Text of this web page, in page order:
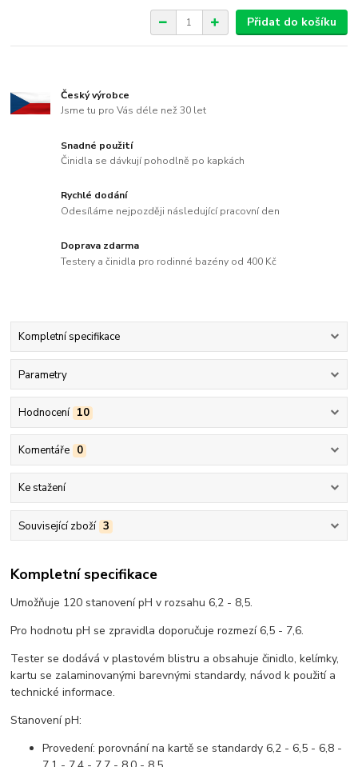
Přidat do košíku
Český výrobce
Jsme tu pro Vás déle než 30 let
Snadné použití
Činidla se dávkují pohodlně po kapkách
Rychlé dodání
Odesíláme nejpozději následující pracovní den
Doprava zdarma
Testery a činidla pro rodinné bazény od 400 Kč
Kompletní specifikace
Parametry
Hodnocení 10
Komentáře 0
Ke stažení
Související zboží 3
Kompletní specifikace
Umožňuje 120 stanovení pH v rozsahu 6,2 - 8,5.
Pro hodnotu pH se zpravidla doporučuje rozmezí 6,5 - 7,6.
Tester se dodává v plastovém blistru a obsahuje činidlo, kelímky,
kartu se zalaminovanými barevnými standardy, návod k použití a
technické informace.
Stanovení pH:
Provedení: porovnání na kartě se standardy 6,2 - 6,5 - 6,8 -